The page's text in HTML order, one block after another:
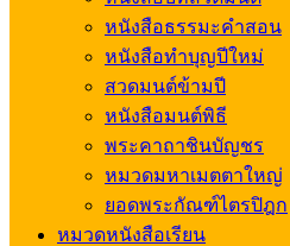
หนังสือธรรมะคำสอน
หนังสือทำบุญปีใหม่
สวดมนต์ข้ามปี
หนังสือมนต์พิธี
พระคาถาชินบัญชร
หมวดมหาเมตตาใหญ่
ยอดพระกัณฑ์ไตรปิฎก
หมวดหนังสือเรียน